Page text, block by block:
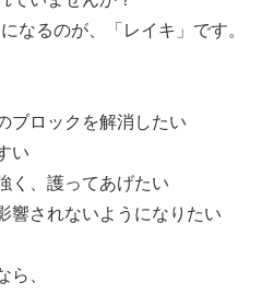
なるのが、「レイキ」です。
ブロックを解消したい
い
く、護ってあげたい
響されないようになりたい
ら、